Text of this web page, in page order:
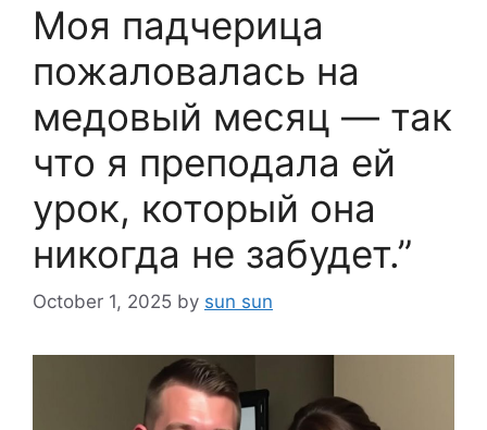
Моя падчерица
пожаловалась на
медовый месяц — так
что я преподала ей
урок, который она
никогда не забудет.”
October 1, 2025 by sun sun